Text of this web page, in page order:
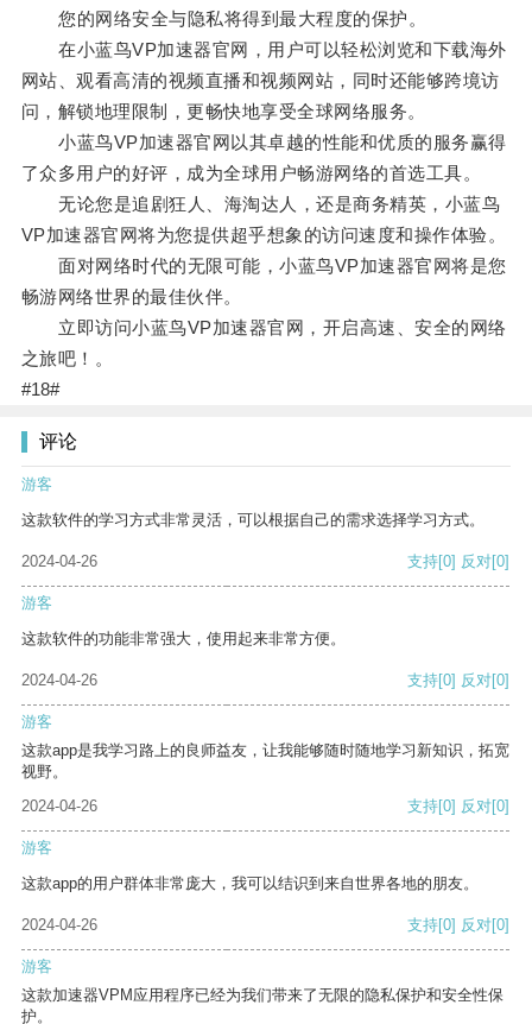
您的网络安全与隐私将得到最大程度的保护。
在小蓝鸟VP加速器官网，用户可以轻松浏览和下载海外
网站、观看高清的视频直播和视频网站，同时还能够跨境访
问，解锁地理限制，更畅快地享受全球网络服务。
小蓝鸟VP加速器官网以其卓越的性能和优质的服务赢得
了众多用户的好评，成为全球用户畅游网络的首选工具。
无论您是追剧狂人、海淘达人，还是商务精英，小蓝鸟
VP加速器官网将为您提供超乎想象的访问速度和操作体验。
面对网络时代的无限可能，小蓝鸟VP加速器官网将是您
畅游网络世界的最佳伙伴。
立即访问小蓝鸟VP加速器官网，开启高速、安全的网络
之旅吧！。
#18#
评论
游客
这款软件的学习方式非常灵活，可以根据自己的需求选择学习方式。
2024-04-26 支持[0] 反对[0]
游客
这款软件的功能非常强大，使用起来非常方便。
2024-04-26 支持[0] 反对[0]
游客
这款app是我学习路上的良师益友，让我能够随时随地学习新知识，拓宽
视野。
2024-04-26
支持[0] 反对[0]
游客
这款app的用户群体非常庞大，我可以结识到来自世界各地的朋友。
2024-04-26 支持[0] 反对[0]
游客
这款加速器VPM应用程序已经为我们带来了无限的隐私保护和安全性保
护。